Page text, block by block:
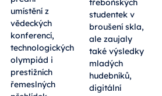
umístění z
vědeckých
konferencí,
technologických
olympiád i
prestižních
řemeslných
třeboňských
studentek v
broušení skla,
ale zaujaly
také výsledky
mladých
hudebníků,
digitální